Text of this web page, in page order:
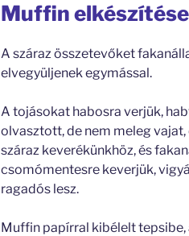
Muffin
A száraz összetevőket
elvegyüljenek egymással.
A tojásokat habosra verjük,
olvasztott, de nem meleg
száraz keverékünkhöz, és
csomómentesre keverjük,
ragadós lesz.
Muffin papírral kibélelt tepsibe,